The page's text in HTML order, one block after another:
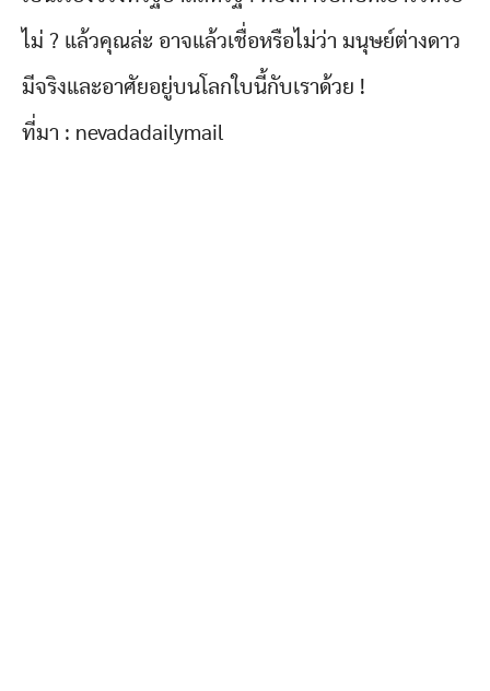
ไม่ ? แล้วคุณล่ะ อาจแล้วเชื่อหรือไม่ว่า มนุษย์ต่างดาว
มีจริงและอาศัยอยู่บนโลกใบนี้กับเราด้วย !
ที่มา : nevadadailymail